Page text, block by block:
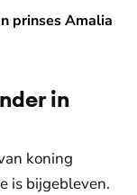
prinses Amalia
van 2025
in
koning
is bijgebleven.